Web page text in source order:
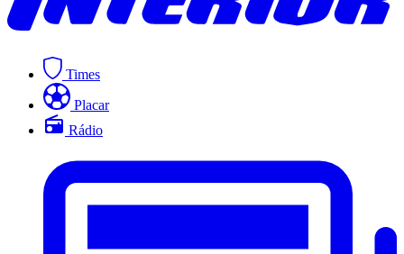
Times
Placar
Rádio